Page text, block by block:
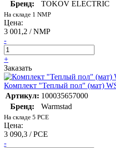
Бренд:
TOKOV ELECTRIC
На складе 1 NMP
Цена:
3 001,2 / NMP
-
+
Заказать
Комплект "Теплый пол" (мат)
Артикул: 100035657000
Бренд:
Warmstad
На складе 5 PCE
Цена:
3 090,3 / PCE
-